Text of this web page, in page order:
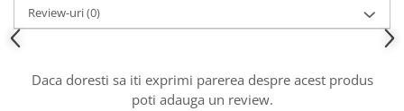
Review-uri(0)
Daca doresti sa iti exprimi parerea despre acest produs
poti adauga un review.